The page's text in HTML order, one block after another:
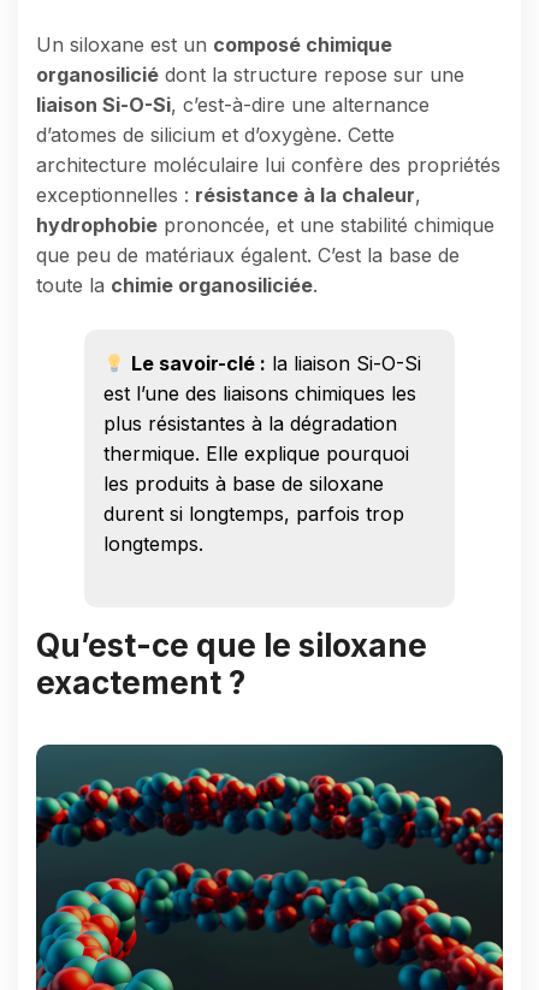
Un siloxane est un composé chimique
organosilicié dont la structure repose sur une
liaison Si-O-Si, c’est-à-dire une alternance
d’atomes de silicium et d’oxygène. Cette
architecture moléculaire lui confère des propriétés
exceptionnelles : résistance à la chaleur,
hydrophobie prononcée, et une stabilité chimique
que peu de matériaux égalent. C’est la base de
toute la chimie organosiliciée.
Le savoir-clé : la liaison Si-O-Si
est l’une des liaisons chimiques les
plus résistantes à la dégradation
thermique. Elle explique pourquoi
les produits à base de siloxane
durent si longtemps, parfois trop
longtemps.
Qu’est-ce que le siloxane
exactement ?